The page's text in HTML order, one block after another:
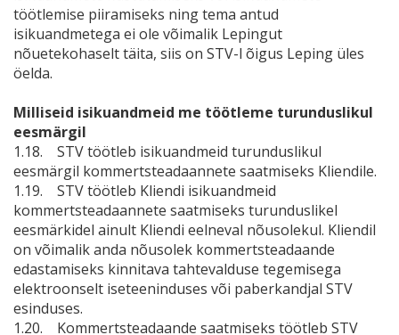
töötlemise piiramiseks ning tema antud
isikuandmetega ei ole võimalik Lepingut
nõuetekohaselt täita, siis on STV-l õigus Leping üles
öelda.
Milliseid isikuandmeid me töötleme turunduslikul
eesmärgil
1.18. STV töötleb isikuandmeid turunduslikul
eesmärgil kommertsteadaannete saatmiseks Kliendile.
1.19. STV töötleb Kliendi isikuandmeid
kommertsteadaannete saatmiseks turunduslikel
eesmärkidel ainult Kliendi eelneval nõusolekul. Kliendil
on võimalik anda nõusolek kommertsteadaande
edastamiseks kinnitava tahtevalduse tegemisega
elektroonselt iseteeninduses või paberkandjal STV
esinduses.
1.20. Kommertsteadaande saatmiseks töötleb STV